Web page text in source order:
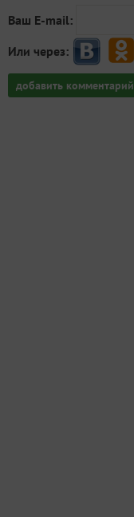
Ваш E-mail:
Или через:
добавить комментарий